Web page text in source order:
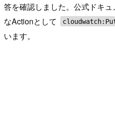
答を確認しました。公式ドキ
なActionとして
います。